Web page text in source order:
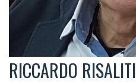
RICCARDO RISALITI